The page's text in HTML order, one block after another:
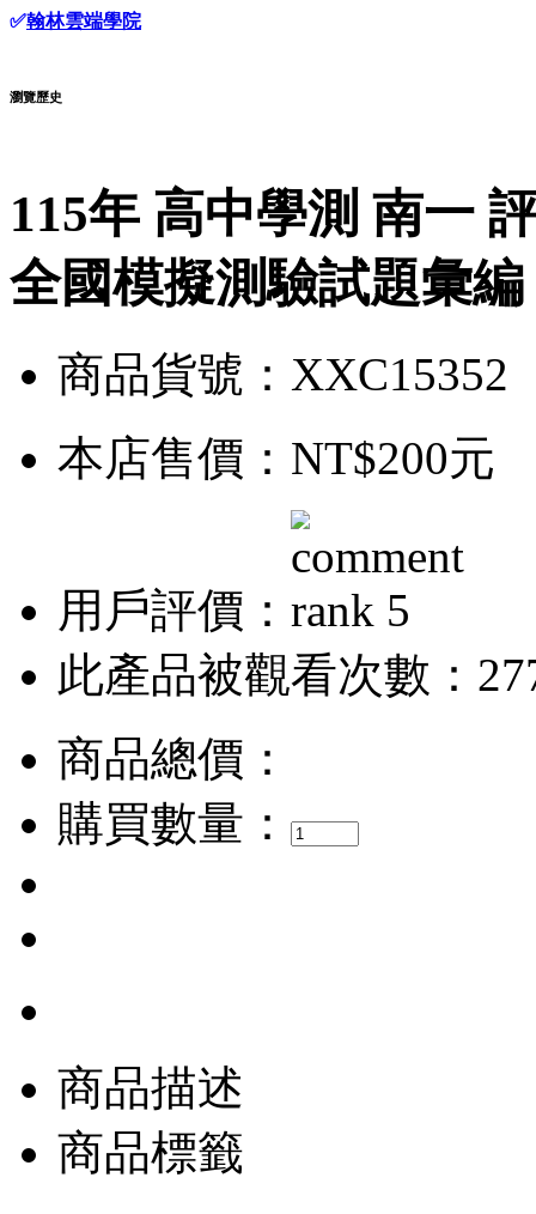
✅翰林雲端學院
瀏覽歷史
115年 高中學測 南一
全國模擬測驗試題彙
商品貨號：XXC15352
本店售價： NT$200元
用戶評價：
此產品被觀看次數：
商品總價：
購買數量：
商品描述
商品標籤